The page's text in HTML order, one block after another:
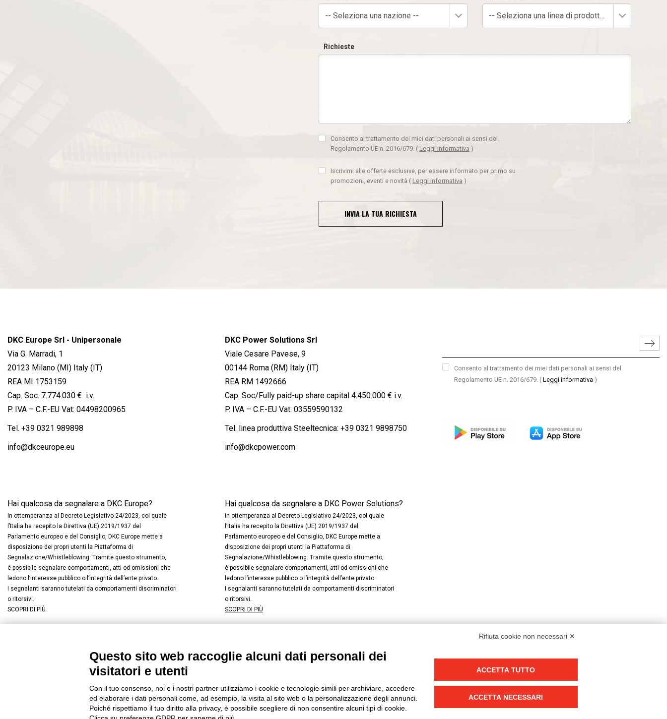
-- Seleziona una nazione -- -- Seleziona una linea di prodotto --
Richieste
Consento al trattamento dei miei dati personali ai sensi del
Regolamento UE n. 2016/679. ( Leggi informativa )
Iscrivimi alle offerte esclusive, per essere informato per primo su
promozioni, eventi e novità ( Leggi informativa )
INVIA LA TUA RICHIESTA
DKC Europe Srl - Unipersonale
Via G. Marradi, 1
20123 Milano (MI) Italy (IT)
REA MI 1753159
Cap. Soc. 7.774.030 € i.v.
P. IVA – C.F.-EU Vat: 04498200965
Tel. +39 0321 989898
info@dkceurope.eu
Hai qualcosa da segnalare a DKC Europe?
In ottemperanza al Decreto Legislativo 24/2023, col quale
l’Italia ha recepito la Direttiva (UE) 2019/1937 del
Parlamento europeo e del Consiglio, DKC Europe mette a
disposizione dei propri utenti la Piattaforma di
Segnalazione/Whistleblowing. Tramite questo strumento,
è possibile segnalare comportamenti, atti od omissioni che
ledono l’interesse pubblico o l’integrità dell’ente privato.
I segnalanti saranno tutelati da comportamenti discriminatori
o ritorsivi.
SCOPRI DI PIÙ
DKC Power Solutions Srl
Viale Cesare Pavese, 9
00144 Roma (RM) Italy (IT)
REA RM 1492666
Cap. Soc/Fully paid-up share capital 4.450.000 € i.v.
P. IVA – C.F.-EU Vat: 03559590132
Tel. linea produttiva Steeltecnica: +39 0321 9898750
info@dkcpower.com
Hai qualcosa da segnalare a DKC Power Solutions?
In ottemperanza al Decreto Legislativo 24/2023, col quale
l’Italia ha recepito la Direttiva (UE) 2019/1937 del
Parlamento europeo e del Consiglio, DKC Europe mette a
disposizione dei propri utenti la Piattaforma di
Segnalazione/Whistleblowing. Tramite questo strumento,
è possibile segnalare comportamenti, atti od omissioni che
ledono l’interesse pubblico o l’integrità dell’ente privato.
I segnalanti saranno tutelati da comportamenti discriminatori
o ritorsivi.
SCOPRI DI PIÙ
Consento al trattamento dei miei dati personali ai sensi del
Regolamento UE n. 2016/679. ( Leggi informativa )
FACEBOOK LINKEDIN / YOUTUBE INSTAGRAM
Privacy -Cookies -Modifica preferenze Cookie
Rifiuta cookie non necessari ✕
Questo sito web raccoglie alcuni dati personali dei
visitatori e utenti
Con il tuo consenso, noi e i nostri partner utilizziamo i cookie e tecnologie simili per archiviare, accedere
ed elaborare i dati personali come, ad esempio, la visita al sito web o la personalizzazione degli annunci.
Poiché rispettiamo il tuo diritto alla privacy, è possibile scegliere di non consentire alcuni tipi di cookie.
ACCETTA TUTTO
ACCETTA NECESSARI